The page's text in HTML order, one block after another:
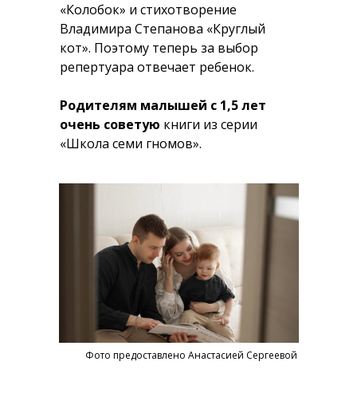
«Колобок» и стихотворение
Владимира Степанова «Круглый
кот». Поэтому теперь за выбор
репертуара отвечает ребенок.
Родителям малышей с 1,5 лет
очень советую книги из серии
«Школа семи гномов».
Фото предоставлено Анастасией Сергеевой